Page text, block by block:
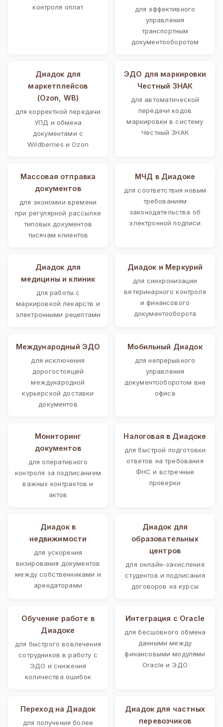
контроля оплат
для эффективного
управления
транспортным
документооборотом
Диадок для
маркетплейсов
(Ozon, WB)
для корректной передачи
УПД и обмена
документами с
Wildberries и Ozon
ЭДО для маркировки
Честный ЗНАК
для автоматической
передачи кодов
маркировки в систему
Честный ЗНАК
Массовая отправка
документов
для экономии времени
при регулярной рассылке
типовых документов
тысячам клиентов
МЧД в Диадоке
для соответствия новым
требованиям
законодательства об
электронной подписи
Диадок для
медицины и клиник
для работы с
маркировкой лекарств и
электронными рецептами
Диадок и Меркурий
для синхронизации
ветеринарного контроля
и финансового
документооборота
Международный ЭДО
для исключения
дорогостоящей
международной
курьерской доставки
документов
Мобильный Диадок
для непрерывного
управления
документооборотом вне
офиса
Мониторинг
документов
для оперативного
контроля за подписанием
важных контрактов и
актов
Налоговая в Диадоке
для быстрой подготовки
ответов на требования
ФНС и встречные
проверки
Диадок в
недвижимости
для ускорения
визирования документов
между собственниками и
арендаторами
Диадок для
образовательных
центров
для онлайн-зачисления
студентов и подписания
договоров на курсы
Обучение работе в
Диадоке
для быстрого вовлечения
сотрудников в работу с
ЭДО и снижения
количества ошибок
Интеграция с Oracle
для бесшовного обмена
данными между
финансовыми модулями
Oracle и ЭДО
Переход на Диадок
для получения более
Диадок для частных
перевозчиков